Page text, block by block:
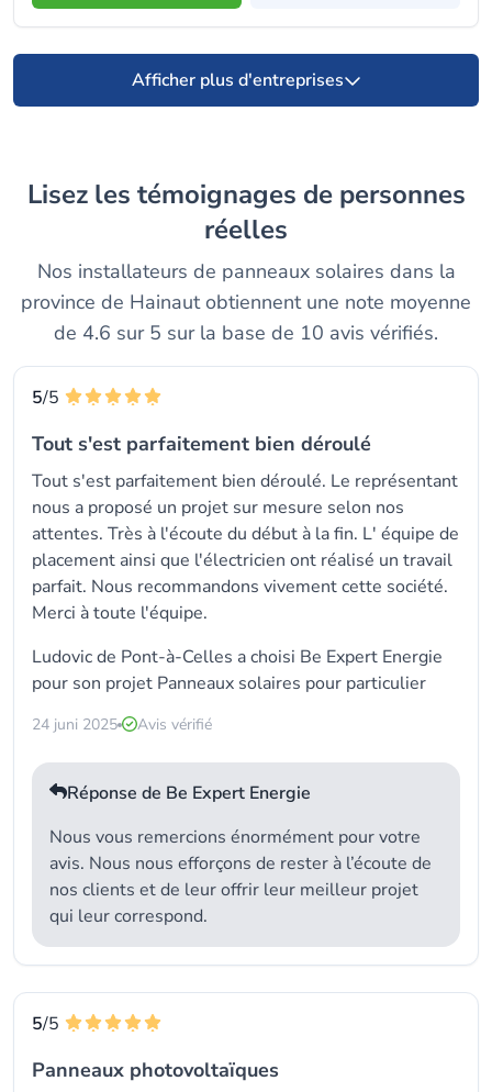
Afficher plus d'entreprises
Lisez les témoignages de personnes
réelles
Nos installateurs de panneaux solaires dans la
province de Hainaut obtiennent une note moyenne
de 4.6 sur 5 sur la base de 10 avis vérifiés.
5/5
Tout s'est parfaitement bien déroulé
Tout s'est parfaitement bien déroulé. Le représentant
nous a proposé un projet sur mesure selon nos
attentes. Très à l'écoute du début à la fin. L' équipe de
placement ainsi que l'électricien ont réalisé un travail
parfait. Nous recommandons vivement cette société.
Merci à toute l'équipe.
Ludovic de Pont-à-Celles a choisi Be Expert Energie
pour son projet Panneaux solaires pour particulier
24 juni 2025 Avis vérifié
Réponse de Be Expert Energie
Nous vous remercions énormément pour votre
avis. Nous nous efforçons de rester à l’écoute de
nos clients et de leur offrir leur meilleur projet
qui leur correspond.
5/5
Panneaux photovoltaïques